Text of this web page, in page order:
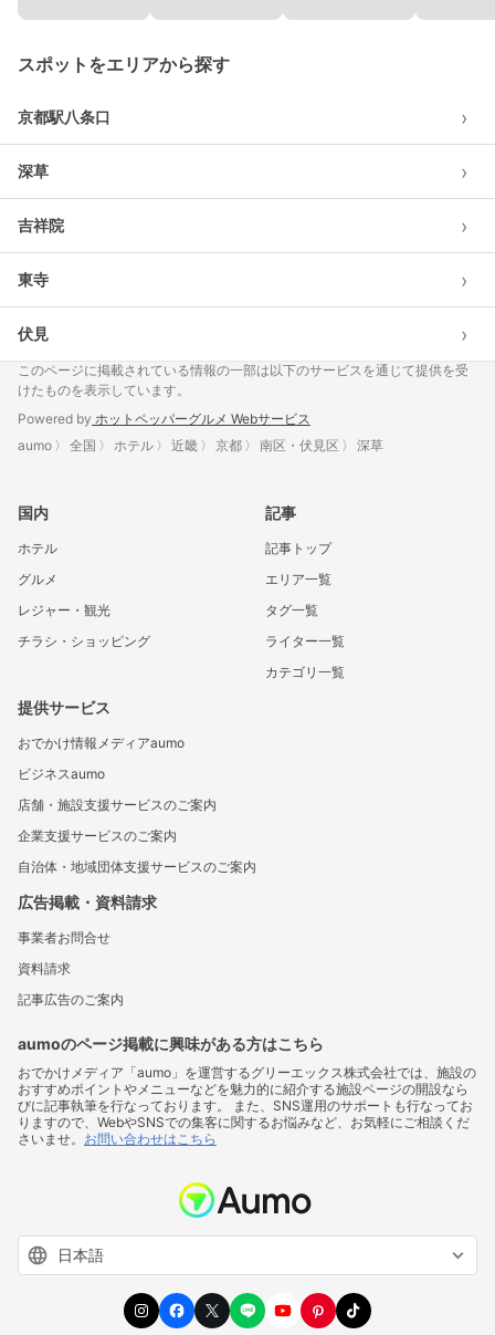
スポットをエリアから探す
京都駅八条口 ›
深草 ›
吉祥院 ›
東寺 ›
伏見 ›
このページに掲載されている情報の一部は以下のサービスを通じて提供を受
けたものを表示しています。
Powered by ホットペッパーグルメ Webサービス
aumo
全国 ホテル 近畿 京都 南区・伏見区 深草
国内
ホテル
グルメ
レジャー・観光
チラシ・ショッピング
記事
記事トップ
エリア一覧
タグ一覧
ライター一覧
カテゴリ一覧
提供サービス
おでかけ情報メディアaumo
ビジネスaumo
店舗・施設支援サービスのご案内
企業支援サービスのご案内
自治体・地域団体支援サービスのご案内
広告掲載・資料請求
事業者お問合せ
資料請求
記事広告のご案内
aumoのページ掲載に興味がある方はこちら
おでかけメディア「aumo」を運営するグリーエックス株式会社では、施設の
おすすめポイントやメニューなどを魅力的に紹介する施設ページの開設なら
びに記事執筆を行なっております。 また、SNS運用のサポートも行なってお
りますので、WebやSNSでの集客に関するお悩みなど、お気軽にご相談くだ
さいませ。 お問い合わせはこちら